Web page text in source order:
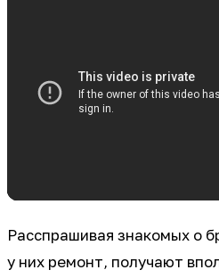
Расспрашивая знакомых о
у них ремонт, получают